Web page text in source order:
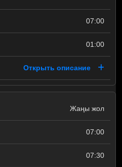
07:00
01:00
Открыть описание
Жаңы жол
07:00
07:30